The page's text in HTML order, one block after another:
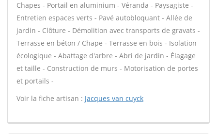
Chapes - Portail en aluminium - Véranda - Paysagiste -
Entretien espaces verts - Pavé autobloquant - Allée de
jardin - Clôture - Démolition avec transports de gravats -
Terrasse en béton / Chape - Terrasse en bois - Isolation
écologique - Abattage d'arbre - Abri de jardin - Élagage
et taille - Construction de murs - Motorisation de portes
et portails -
Voir la fiche artisan : Jacques van cuyck